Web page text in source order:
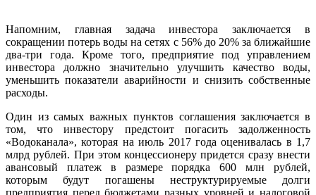
Напомним, главная задача инвестора заключается в
сокращении потерь воды на сетях с 56% до 20% за ближайшие
два-три года. Кроме того, предприятие под управлением
инвестора должно значительно улучшить качество воды,
уменьшить показатели аварийности и снизить собственные
расходы.
Один из самых важных пунктов соглашения заключается в
том, что инвестору предстоит погасить задолженность
«Водоканала», которая на июль 2017 года оценивалась в 1,7
млрд руб­лей. При этом концессионеру придется сразу внести
авансовый платеж в размере порядка 600 млн рублей,
которым будут погашены неструктурируемые долги
предприятия перед бюджетами разных уровней и налоговой